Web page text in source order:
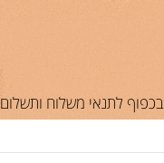
בכפוף לתנאי משלוח ותשלום